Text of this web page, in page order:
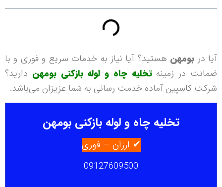
آیا در بومهن هستید؟ آیا نیاز به خدمات سریع و فوری و با
ضمانت در زمینهتخلیه چاه و لوله بازکنی بومهن دارید؟
شرکت کاسپین آماده خدمت رسانی به شما عزیزان می‌باشد.
تخلیه چاه و لوله بازکنی بومهن
✔ ارزان – فوری
09127609500